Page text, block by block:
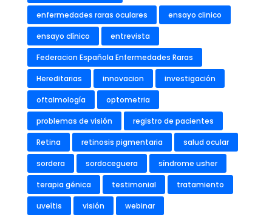
enfermedades raras oculares ensayo clinico
ensayo clínico entrevista
Federacion Española Enfermedades Raras
Hereditarias innovacion investigación
oftalmología optometria
problemas de visión registro de pacientes
Retina retinosis pigmentaria salud ocular
sordera sordoceguera síndrome usher
terapia génica testimonial tratamiento
uveítis visión webinar